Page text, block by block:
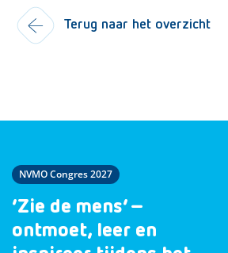
Terug naar het overzicht
NVMO Congres 2027
‘Zie de mens’ –
ontmoet, leer en